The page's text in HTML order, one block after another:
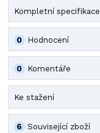
Kompletní specifikace
Hodnocení
0
Komentáře
0
Ke stažení
Související zboží
6